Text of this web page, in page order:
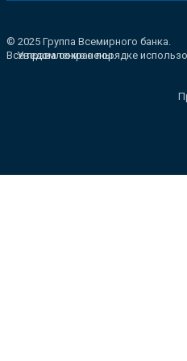
© 2025 Группа Всемирного банка.
Все права сохранены.
Уведомление о порядке